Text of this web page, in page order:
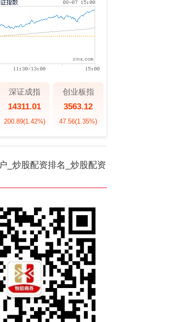
深证成指
14311.01
200.89(1.42%)
创业板指
3563.12
47.56(1.35%)
_炒股配资排名_炒股配资